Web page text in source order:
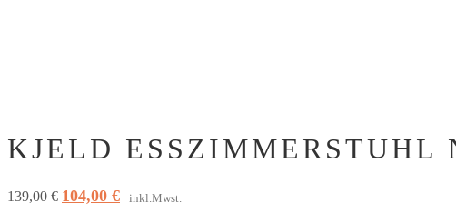
KJELD ESSZIMMERSTUHL
139,00€ Ursprünglicher
104,00 €Aktueller
inkl.Mwst.